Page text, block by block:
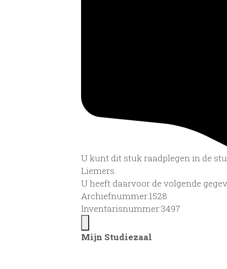
U kunt dit stuk raadplegen in de
Liemers.
U heeft daarvoor de volgende
Archiefnummer:1528
Inventarisnummer:3497
Mijn Studiezaal